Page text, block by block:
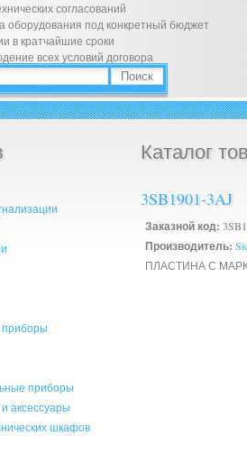
согласований
оборудования под конкретный бюджет
в кратчайшие сроки
всех условий договора
приборы
приборы
аксессуары
шкафов
Каталог
3SB1901-3AJ
Заказной код:
Производитель:
ПЛАСТИНА С